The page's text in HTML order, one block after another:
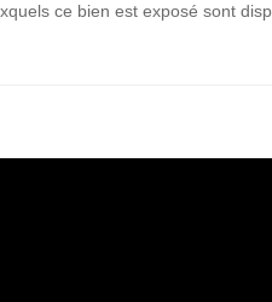
ce bien est exposé sont